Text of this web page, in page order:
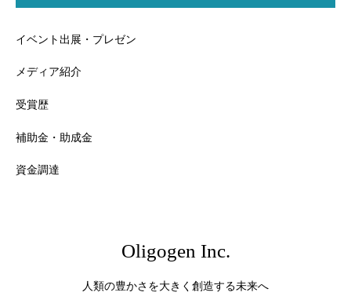
イベント出展・プレゼン
メディア紹介
受賞歴
補助金・助成金
資金調達
Oligogen Inc.
人類の豊かさを大きく創造する未来へ